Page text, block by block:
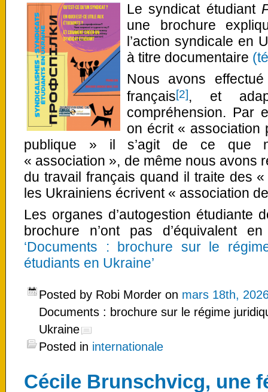
Le syndicat étudiant
une brochure
l’action syndicale en
à titre documentaire
Nous avons
français[2], et
compréhension. Par
on écrit « association
publique » il s’agit de ce que
« association », de même nous avons
du travail français quand il traite des
les Ukrainiens écrivent « association
Les organes d’autogestion étudiante
brochure n’ont pas d’équivalent
‘Documents : brochure sur le
étudiants en Ukraine’
Posted by Robi Morder on mars 18th,
Documents : brochure sur le régime
Ukraine
Posted in internationale
Cécile Brunschvicg, une